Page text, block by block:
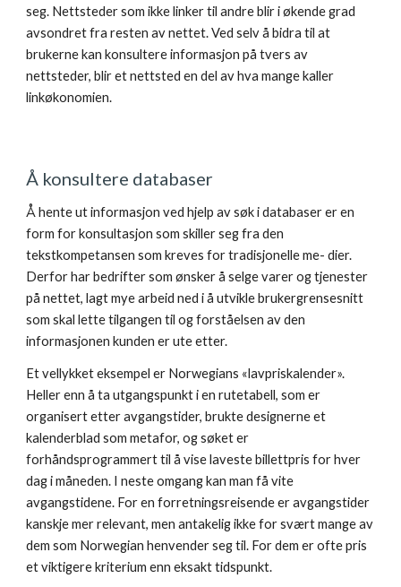
seg. Nettsteder som ikke linker til andre blir i økende grad
avsondret fra resten av nettet. Ved selv å bidra til at
brukerne kan konsultere informasjon på tvers av
nettsteder, blir et nettsted en del av hva mange kaller
linkøkonomien.
Å konsultere databaser
Å hente ut informasjon ved hjelp av søk i databaser er en
form for konsultasjon som skiller seg fra den
tekstkompetansen som kreves for tradisjonelle me- dier.
Derfor har bedrifter som ønsker å selge varer og tjenester
på nettet, lagt mye arbeid ned i å utvikle brukergrensesnitt
som skal lette tilgangen til og forståelsen av den
informasjonen kunden er ute etter.
Et vellykket eksempel er Norwegians «lavpriskalender».
Heller enn å ta utgangspunkt i en rutetabell, som er
organisert etter avgangstider, brukte designerne et
kalenderblad som metafor, og søket er
forhåndsprogrammert til å vise laveste billettpris for hver
dag i måneden. I neste omgang kan man få vite
avgangstidene. For en forretningsreisende er avgangstider
kanskje mer relevant, men antakelig ikke for svært mange av
dem som Norwegian henvender seg til. For dem er ofte pris
et viktigere kriterium enn eksakt tidspunkt.